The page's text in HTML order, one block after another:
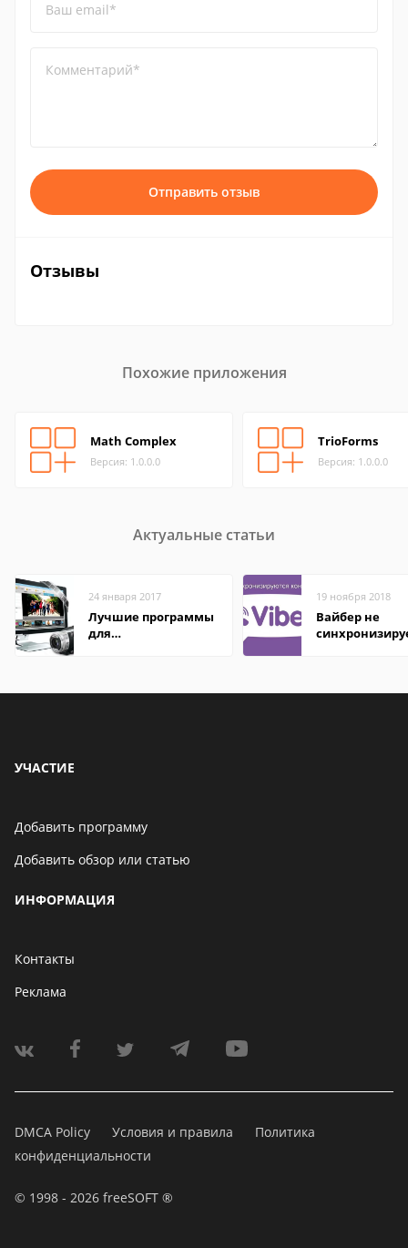
Ваш email*
Комментарий*
Отправить отзыв
Отзывы
Похожие приложения
Math Complex
Версия: 1.0.0.0
TrioForms
Версия: 1.0.0.0
Актуальные статьи
24 января 2017
Лучшие программы
для
19 ноября 2018
Вайбер не
УЧАСТИЕ
Добавить программу
Добавить обзор или статью
ИНФОРМАЦИЯ
Контакты
Реклама
DMCA Policy Условия и правила
Политика
конфиденциальности
© 1998 - 2026 freeSOFT ®